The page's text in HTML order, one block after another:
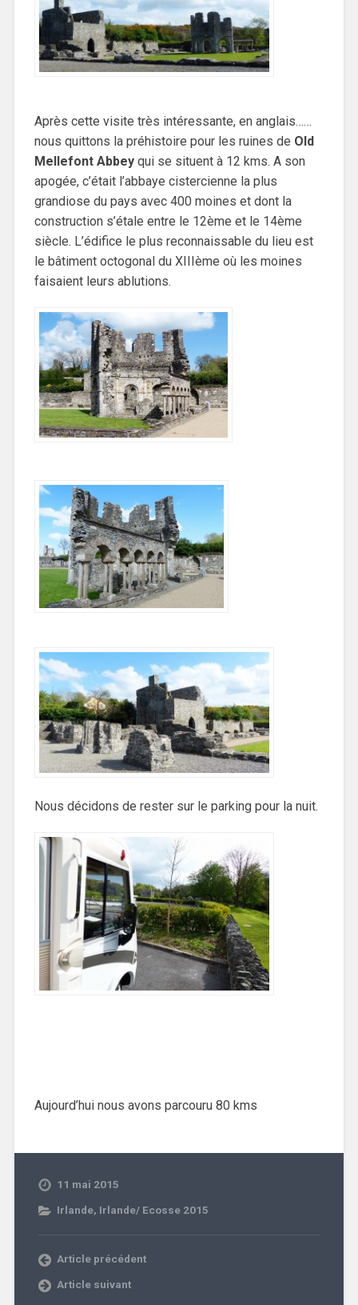
Après cette visite très intéressante, en anglais……
nous quittons la préhistoire pour les ruines de Old
Mellefont Abbeyqui se situent à 12 kms. A son
apogée, c’était l’abbaye cistercienne la plus
grandiose du pays avec 400 moines et dont la
construction s’étale entre le 12ème et le 14ème
siècle. L’édifice le plus reconnaissable du lieu est
le bâtiment octogonal du XIIIème où les moines
faisaient leurs ablutions.
Nous décidons de rester sur le parking pour la nuit.
Aujourd’hui nous avons parcouru 80 kms
11 mai 2015
Irlande, Irlande/ Ecosse 2015
Article précédent
Article suivant